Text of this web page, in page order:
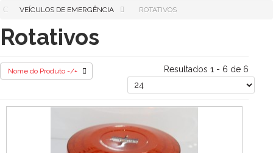
VEÍCULOS DE EMERGÊNCIA ROTATIVOS
Rotativos
Nome do Produto -/+ Resultados 1 - 6 de 6